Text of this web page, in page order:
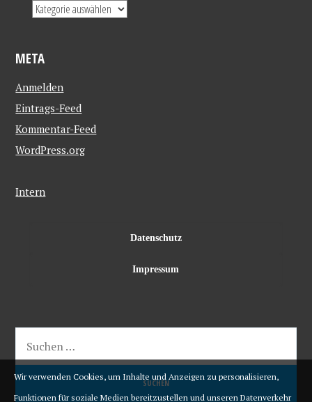
META
Anmelden
Eintrags-Feed
Kommentar-Feed
WordPress.org
Intern
Datenschutz
Impressum
Wir verwenden Cookies, um Inhalte und Anzeigen zu personalisieren,
Funktionen für soziale Medien bereitzustellen und unseren Datenverkehr